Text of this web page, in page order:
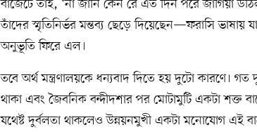
বাজেটে তাই, ‘না জানি কেন রে এত দিন পরে জাগিয়া
তাঁদের স্মৃতিনির্ভর মন্তব্য ছেড়ে দিয়েছেন—ফরাসি ভাষায়
অনুভূতি ফিরে এল।
তবে অর্থ মন্ত্রণালয়কে ধন্যবাদ দিতে হয় দুটো কারণে। গত
থাকা এবং জৈবনিক বন্দীদশার পর মোটামুটি একটা শক্ত
যথেষ্ট দুর্বলতা থাকলেও উন্নয়নমুখী একটা মনোযোগ এই